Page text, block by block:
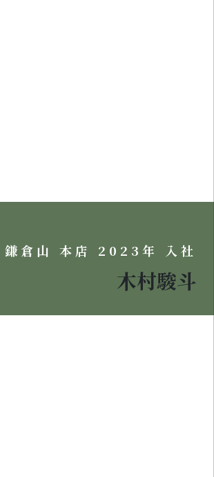
鎌倉山 本店 2023年 入社
木村駿斗